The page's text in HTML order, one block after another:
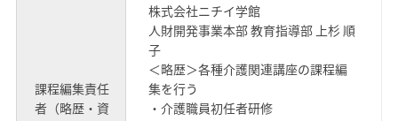
課程編集責任
者（略歴・資
株式会社ニチイ学館
人財開発事業本部 教育指導部 上杉 順
子
＜略歴＞各種介護関連講座の課程編
集を行う
・介護職員初任者研修